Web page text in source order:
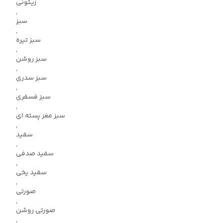
زیتونی
,
سبز
,
سبز تیره
,
سبز روشن
,
سبز سدری
,
سبز فسفری
,
سبز مغز پسته ای
,
سفید
,
سفید صدفی
,
سفید یخی
,
صورتی
,
صورتی روشن
,